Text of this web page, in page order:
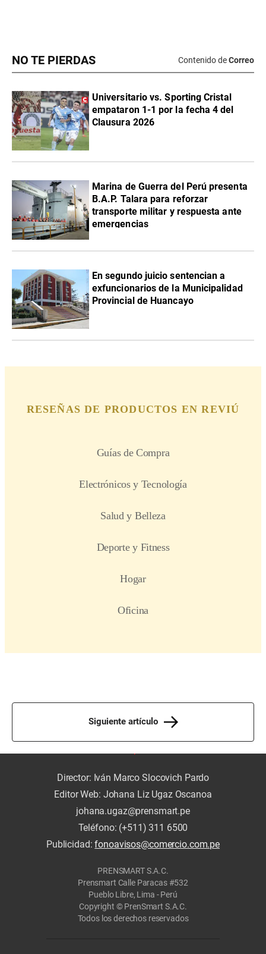
NO TE PIERDAS Contenido deCorreo
Universitario vs. Sporting Cristal
empataron 1-1 por la fecha 4 del
Clausura 2026
Marina de Guerra del Perú presenta
B.A.P. Talara para reforzar
transporte militar y respuesta ante
emergencias
En segundo juicio sentencian a
exfuncionarios de la Municipalidad
Provincial de Huancayo
Siguiente artículo
Director: Iván Marco Slocovich Pardo
Editor Web: Johana Liz Ugaz Oscanoa
johana.ugaz@prensmart.pe
Teléfono: (+511) 311 6500
Publicidad:fonoavisos@comercio.com.pe
PRENSMART S.A.C.
Prensmart Calle Paracas #532
Pueblo Libre, Lima - Perú
Copyright © PrenSmart S.A.C.
Todos los derechos reservados